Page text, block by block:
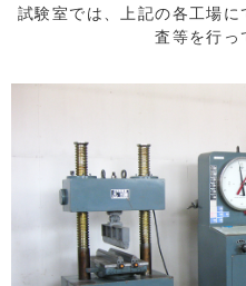
試験室では、上記の各工場
査等を行っ